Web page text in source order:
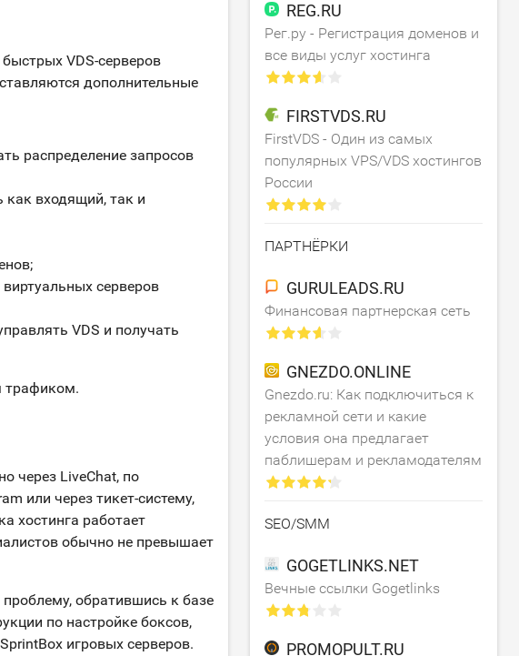
VDS-серверов
дополнительные
распределение запросов
входящий, так и
серверов
VDS и получать
трафиком.
через LiveChat, по
или через тикет-систему,
хостинга работает
обычно не превышает
обратившись к базе
по настройке боксов,
игровых серверов.
REG.RU
Рег.ру - Регистрация доменов и
все виды услуг хостинга
FIRSTVDS.RU
FirstVDS - Один из самых
популярных VPS/VDS хостингов
России
ПАРТНЁРКИ
GURULEADS.RU
Финансовая партнерская сеть
GNEZDO.ONLINE
Gnezdo.ru: Как подключиться к
рекламной сети и какие
условия она предлагает
паблишерам и рекламодателям
SEO/SMM
GOGETLINKS.NET
Вечные ссылки Gogetlinks
PROMOPULT.RU